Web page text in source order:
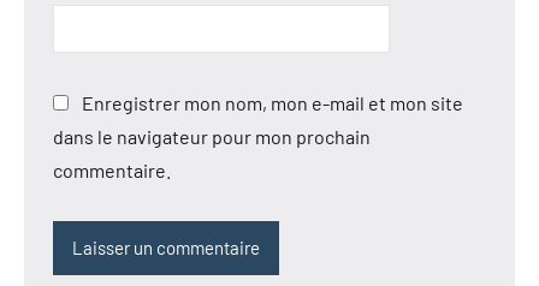
Enregistrer mon nom, mon e-mail et mon site
dans le navigateur pour mon prochain
commentaire.